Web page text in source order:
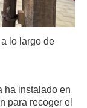
lo largo de
ha instalado en
para recoger el